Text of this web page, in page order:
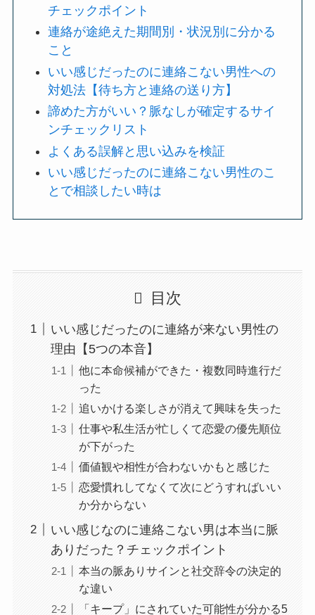
チェックポイント
連絡が途絶えた期間別・状況別に分かる
こと
いい感じだったのに連絡こない男性への
対処法【待ち方と連絡の送り方】
諦めた方がいい？脈なしが確定するサイ
ンチェックリスト
よくある誤解と思い込みを検証
いい感じだったのに連絡こない男性のこ
とで相談したい時は
目次
いい感じだったのに連絡が来ない男性の
理由【5つの本音】
他に本命候補ができた・複数同時進行だ
った
追いかける楽しさが消えて興味を失った
仕事や私生活が忙しくて恋愛の優先順位
が下がった
価値観や相性が合わないかもと感じた
恋愛慣れしてなくて次にどうすればいい
か分からない
いい感じなのに連絡こない男は本当に脈
ありだった？チェックポイント
本当の脈ありサインと社交辞令の決定的
な違い
「キープ」にされていた可能性が分かる5